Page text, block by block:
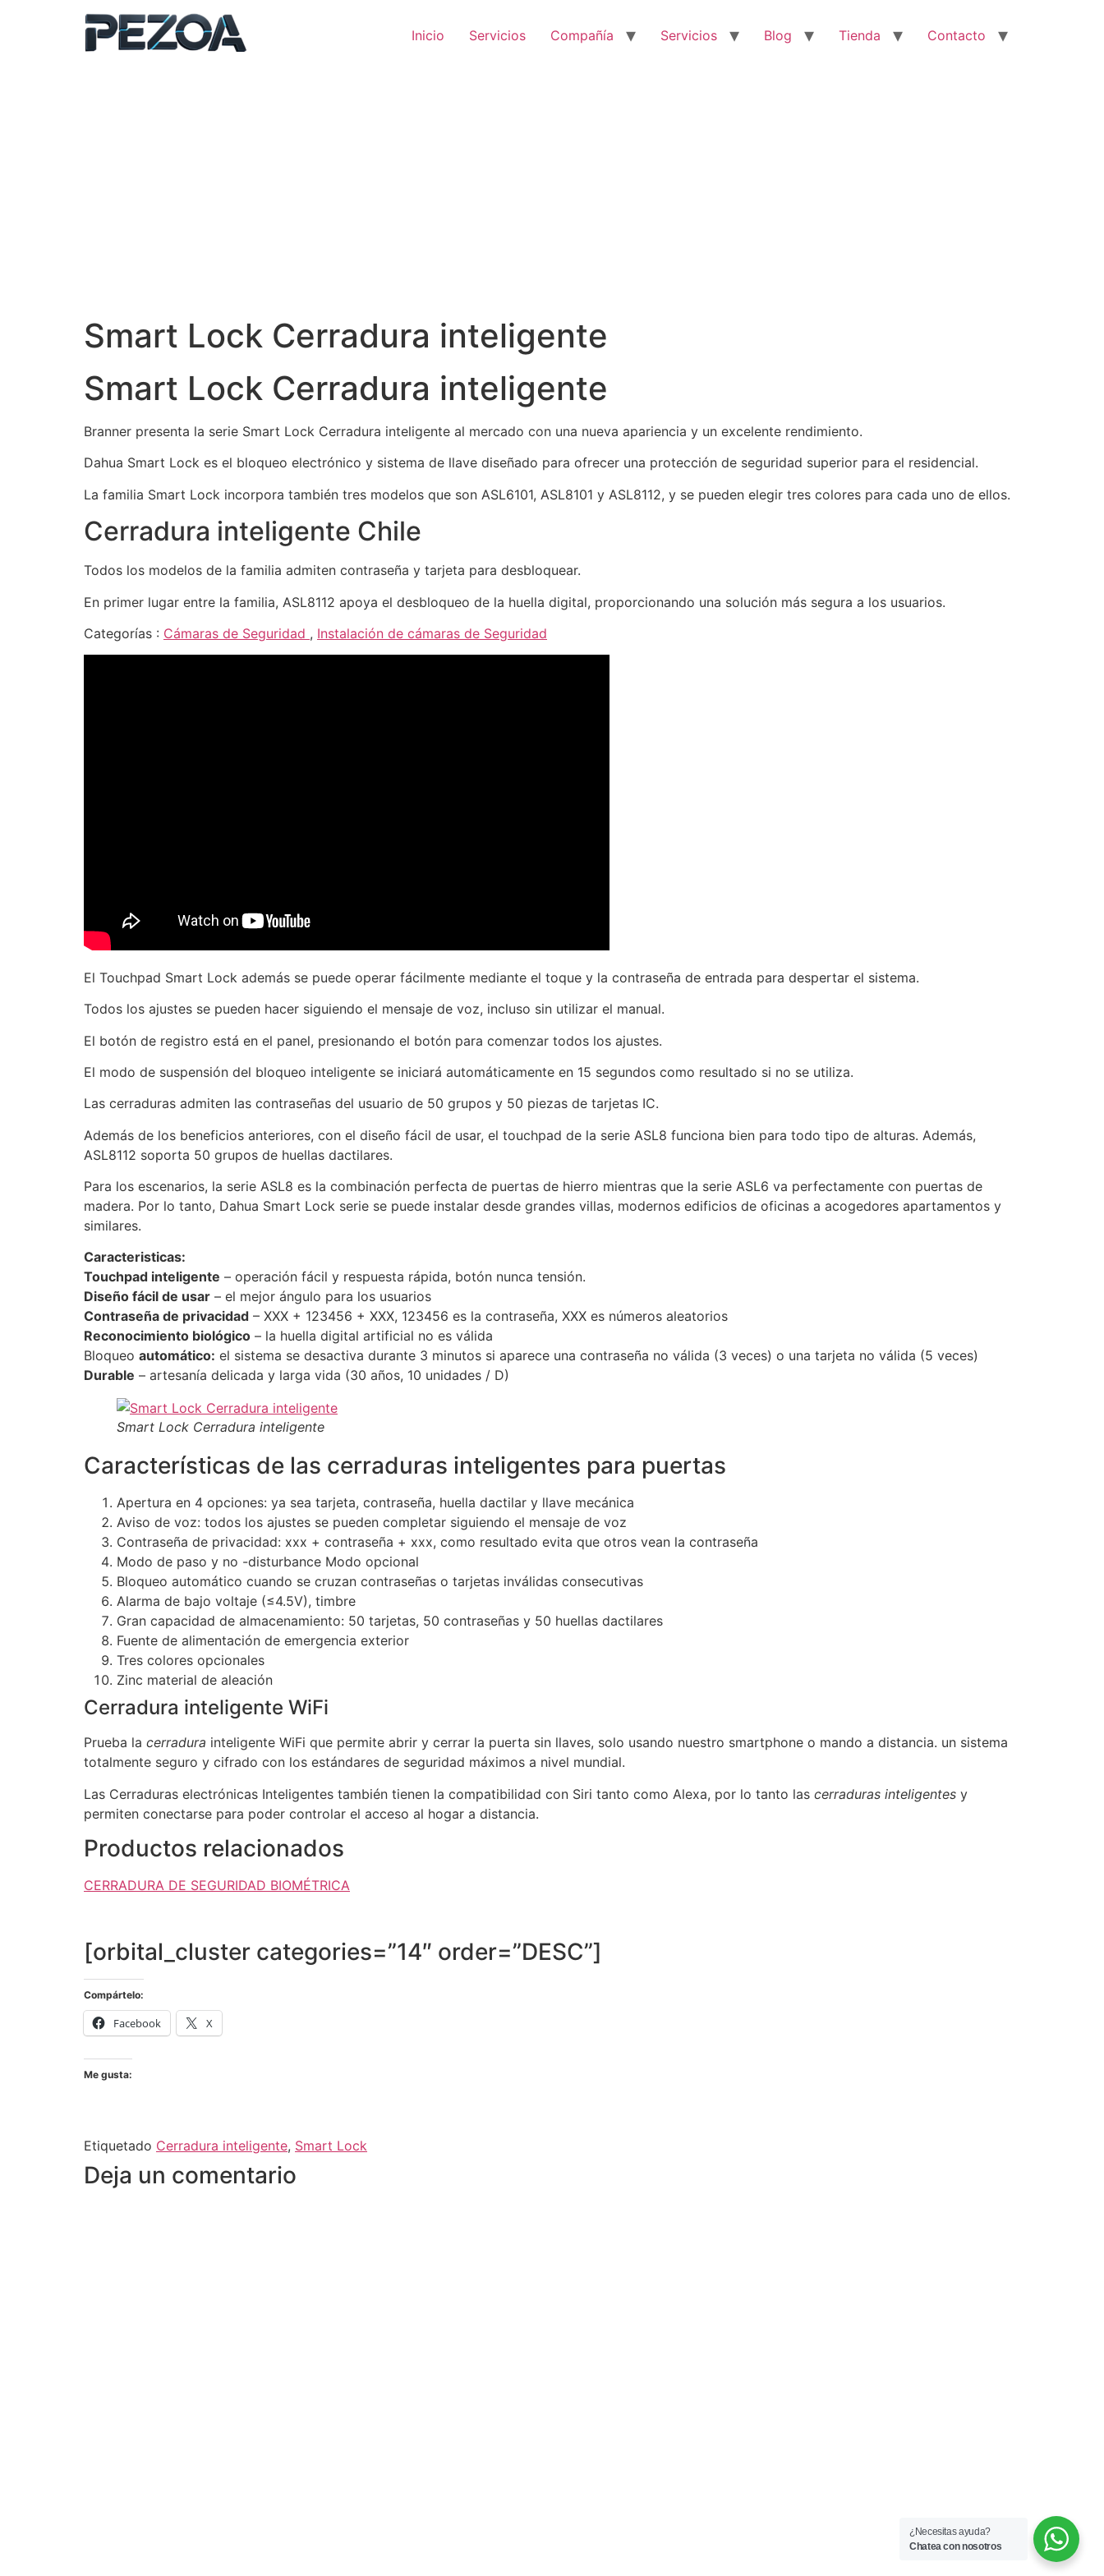
Inicio Servicios Compañía Servicios Blog Tienda Contacto
Smart Lock Cerradura inteligente
Smart Lock Cerradura inteligente
Branner presenta la serie Smart Lock Cerradura inteligente al mercado con una nueva apariencia y un excelente rendimiento.
Dahua Smart Lock es el bloqueo electrónico y sistema de llave diseñado para ofrecer una protección de seguridad superior para el residencial.
La familia Smart Lock incorpora también tres modelos que son ASL6101, ASL8101 y ASL8112, y se pueden elegir tres colores para cada uno de ellos.
Cerradura inteligente Chile
Todos los modelos de la familia admiten contraseña y tarjeta para desbloquear.
En primer lugar entre la familia, ASL8112 apoya el desbloqueo de la huella digital, proporcionando una solución más segura a los usuarios.
Categorías : Cámaras de Seguridad , Instalación de cámaras de Seguridad
El Touchpad Smart Lock además se puede operar fácilmente mediante el toque y la contraseña de entrada para despertar el sistema.
Todos los ajustes se pueden hacer siguiendo el mensaje de voz, incluso sin utilizar el manual.
El botón de registro está en el panel, presionando el botón para comenzar todos los ajustes.
El modo de suspensión del bloqueo inteligente se iniciará automáticamente en 15 segundos como resultado si no se utiliza.
Las cerraduras admiten las contraseñas del usuario de 50 grupos y 50 piezas de tarjetas IC.
Además de los beneficios anteriores, con el diseño fácil de usar, el touchpad de la serie ASL8 funciona bien para todo tipo de alturas. Además,
ASL8112 soporta 50 grupos de huellas dactilares.
Para los escenarios, la serie ASL8 es la combinación perfecta de puertas de hierro mientras que la serie ASL6 va perfectamente con puertas de
madera. Por lo tanto, Dahua Smart Lock serie se puede instalar desde grandes villas, modernos edificios de oficinas a acogedores apartamentos y
similares.
Caracteristicas:
Touchpad inteligente – operación fácil y respuesta rápida, botón nunca tensión.
Diseño fácil de usar – el mejor ángulo para los usuarios
Contraseña de privacidad – XXX + 123456 + XXX, 123456 es la contraseña, XXX es números aleatorios
Reconocimiento biológico – la huella digital artificial no es válida
Bloqueo automático: el sistema se desactiva durante 3 minutos si aparece una contraseña no válida (3 veces) o una tarjeta no válida (5 veces)
Durable – artesanía delicada y larga vida (30 años, 10 unidades / D)
Smart Lock Cerradura inteligente
Características de las cerraduras inteligentes para puertas
Apertura en 4 opciones: ya sea tarjeta, contraseña, huella dactilar y llave mecánica
Aviso de voz: todos los ajustes se pueden completar siguiendo el mensaje de voz
Contraseña de privacidad: xxx + contraseña + xxx, como resultado evita que otros vean la contraseña
Modo de paso y no -disturbance Modo opcional
Bloqueo automático cuando se cruzan contraseñas o tarjetas inválidas consecutivas
Alarma de bajo voltaje (≤4.5V), timbre
Gran capacidad de almacenamiento: 50 tarjetas, 50 contraseñas y 50 huellas dactilares
Fuente de alimentación de emergencia exterior
Tres colores opcionales
Zinc material de aleación
Cerradura inteligente WiFi
Prueba la cerradura inteligente WiFi que permite abrir y cerrar la puerta sin llaves, solo usando nuestro smartphone o mando a distancia. un sistema
totalmente seguro y cifrado con los estándares de seguridad máximos a nivel mundial.
Las Cerraduras electrónicas Inteligentes también tienen la compatibilidad con Siri tanto como Alexa, por lo tanto las cerraduras inteligentes y
permiten conectarse para poder controlar el acceso al hogar a distancia.
Productos relacionados
CERRADURA DE SEGURIDAD BIOMÉTRICA
[orbital_cluster categories=”14″ order=”DESC”]
Compártelo:
Facebook X
Me gusta:
Etiquetado Cerradura inteligente, Smart Lock
Deja un comentario
¿Necesitas ayuda?
Chatea con nosotros